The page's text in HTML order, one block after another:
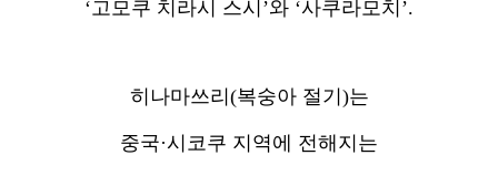
‘고모쿠 치라시 스시’와 ‘사쿠라모치’.
히나마쓰리(복숭아 절기)는
중국·시코쿠 지역에 전해지는